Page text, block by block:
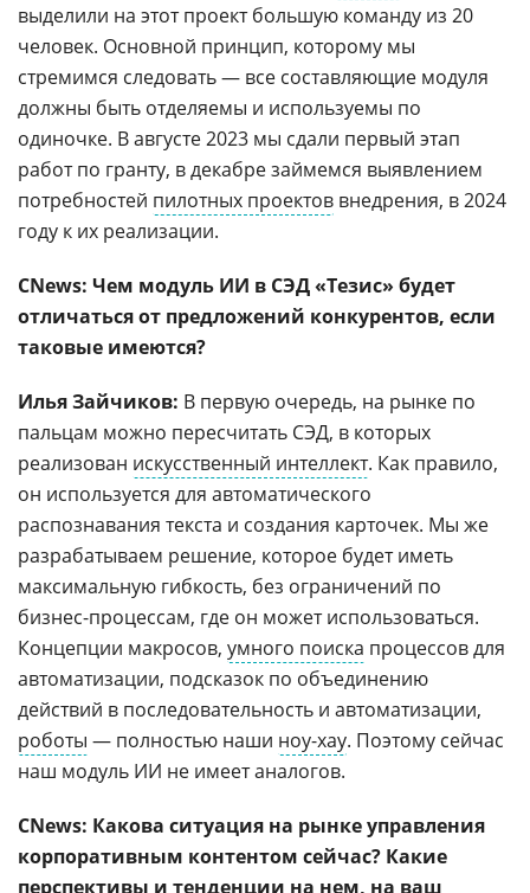
выделили на этот проект большую команду из 20
человек. Основной принцип, которому мы
стремимся следовать — все составляющие модуля
должны быть отделяемы и используемы по
одиночке. В августе 2023 мы сдали первый этап
работ по гранту, в декабре займемся выявлением
потребностей пилотных проектов внедрения, в 2024
году к их реализации.
CNews: Чем модуль ИИ в СЭД «Тезис» будет
отличаться от предложений конкурентов, если
таковые имеются?
Илья Зайчиков: В первую очередь, на рынке по
пальцам можно пересчитать СЭД, в которых
реализован искусственный интеллект. Как правило,
он используется для автоматического
распознавания текста и создания карточек. Мы же
разрабатываем решение, которое будет иметь
максимальную гибкость, без ограничений по
бизнес-процессам, где он может использоваться.
Концепции макросов, умного поиска процессов для
автоматизации, подсказок по объединению
действий в последовательность и автоматизации,
роботы — полностью наши ноу-хау. Поэтому сейчас
наш модуль ИИ не имеет аналогов.
CNews: Какова ситуация на рынке управления
корпоративным контентом сейчас? Какие
перспективы и тенденции на нем, на ваш